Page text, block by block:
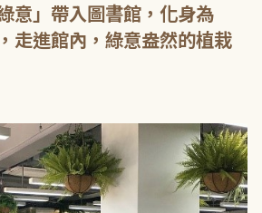
意」帶入圖書館，化身為
走進館內，綠意盎然的植栽